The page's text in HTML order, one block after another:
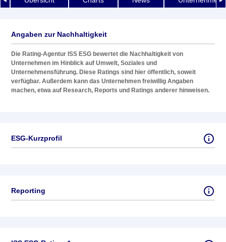
Angaben zur Nachhaltigkeit
Die Rating-Agentur ISS ESG bewertet die Nachhaltigkeit von
Unternehmen im Hinblick auf Umwelt, Soziales und
Unternehmensführung. Diese Ratings sind hier öffentlich, soweit
verfügbar. Außerdem kann das Unternehmen freiwillig Angaben
machen, etwa auf Research, Reports und Ratings anderer hinweisen.
ESG-Kurzprofil
Reporting